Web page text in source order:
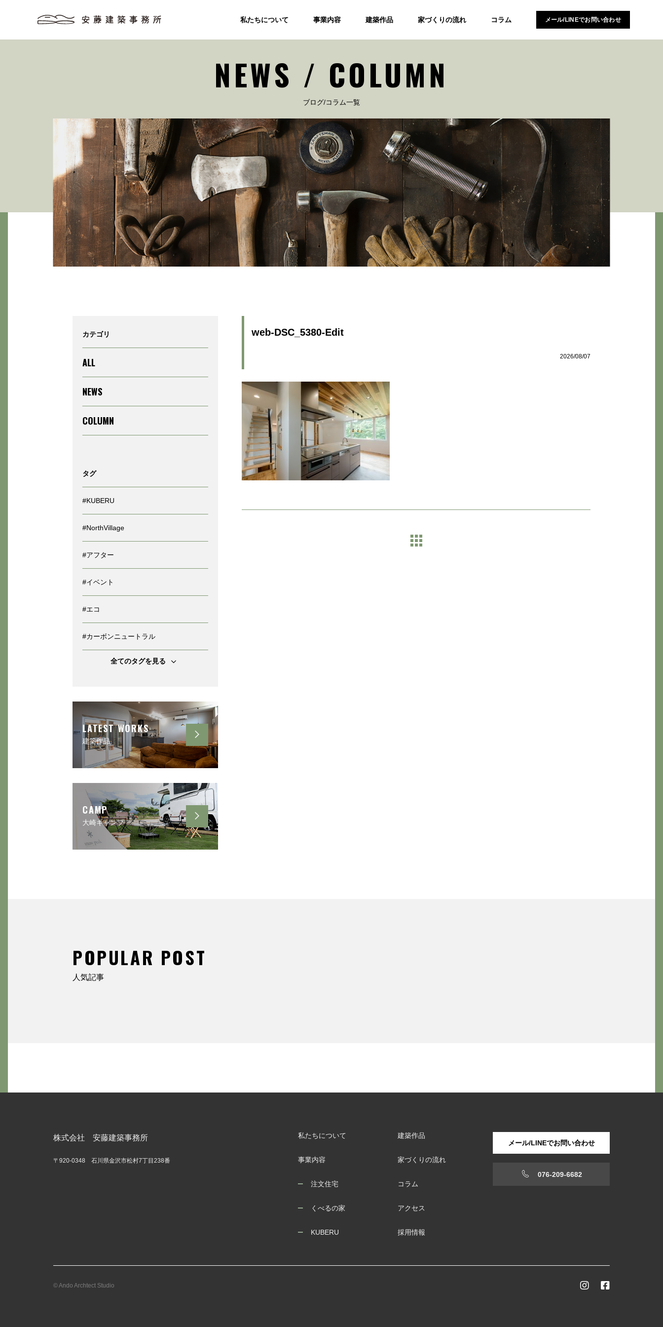
私たちについて 事業内容 建築作品 家づくりの流れ コラム メール/LINEでお問い合わせ
NEWS / COLUMN
ブログ/コラム一覧
カテゴリ
ALL
NEWS
COLUMN
タグ
#KUBERU
#NorthVillage
#アフター
#イベント
#エコ
#カーボンニュートラル
全てのタグを見る
LATEST WORKS
建築作品
CAMP
大崎キャンプ
web-DSC_5380-Edit
2026/08/07
POPULAR POST
人気記事
株式会社 安藤建築事務所
〒920-0348 石川県金沢市松村7丁目238番
私たちについて
事業内容
注文住宅
くべるの家
KUBERU
建築作品
家づくりの流れ
コラム
アクセス
採用情報
メール/LINEでお問い合わせ
076-209-6682
© Ando Archtect Studio